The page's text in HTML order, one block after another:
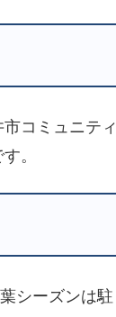
コミュニティ
。
シーズンは駐